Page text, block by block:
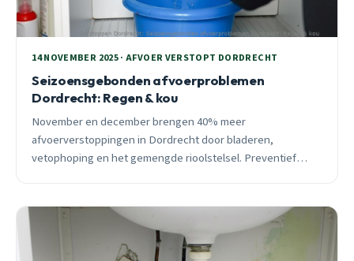
14 NOVEMBER 2025 · AFVOER VERSTOPT DORDRECHT
Seizoensgebonden afvoerproblemen
Dordrecht: Regen & kou
November en december brengen 40% meer
afvoerverstoppingen in Dordrecht door bladeren,
vetophoping en het gemengde rioolstelsel. Preventief